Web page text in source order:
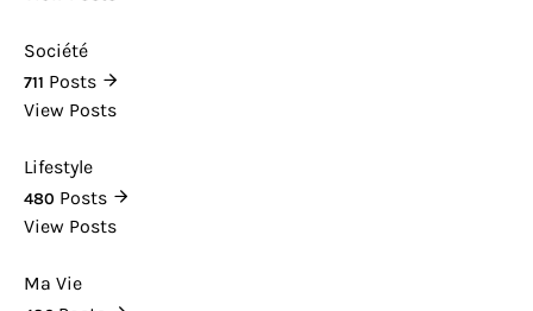
Société
711 Posts
View Posts
Lifestyle
480 Posts
View Posts
Ma Vie